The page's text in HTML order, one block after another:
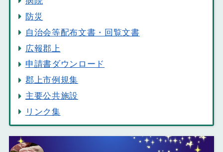
防災
自治会等配布文書・回覧文書
広報郡上
申請書ダウンロード
郡上市例規集
主要公共施設
リンク集